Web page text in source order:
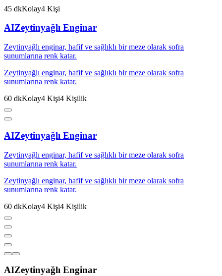
45 dkKolay4 Kişi
AIZeytinyağlı Enginar
Zeytinyağlı enginar, hafif ve sağlıklı bir meze olarak sofra
sunumlarına renk katar.
Zeytinyağlı enginar, hafif ve sağlıklı bir meze olarak sofra
sunumlarına renk katar.
60 dkKolay4 Kişi4 Kişilik
AIZeytinyağlı Enginar
Zeytinyağlı enginar, hafif ve sağlıklı bir meze olarak sofra
sunumlarına renk katar.
Zeytinyağlı enginar, hafif ve sağlıklı bir meze olarak sofra
sunumlarına renk katar.
60 dkKolay4 Kişi4 Kişilik
AIZeytinyağlı Enginar